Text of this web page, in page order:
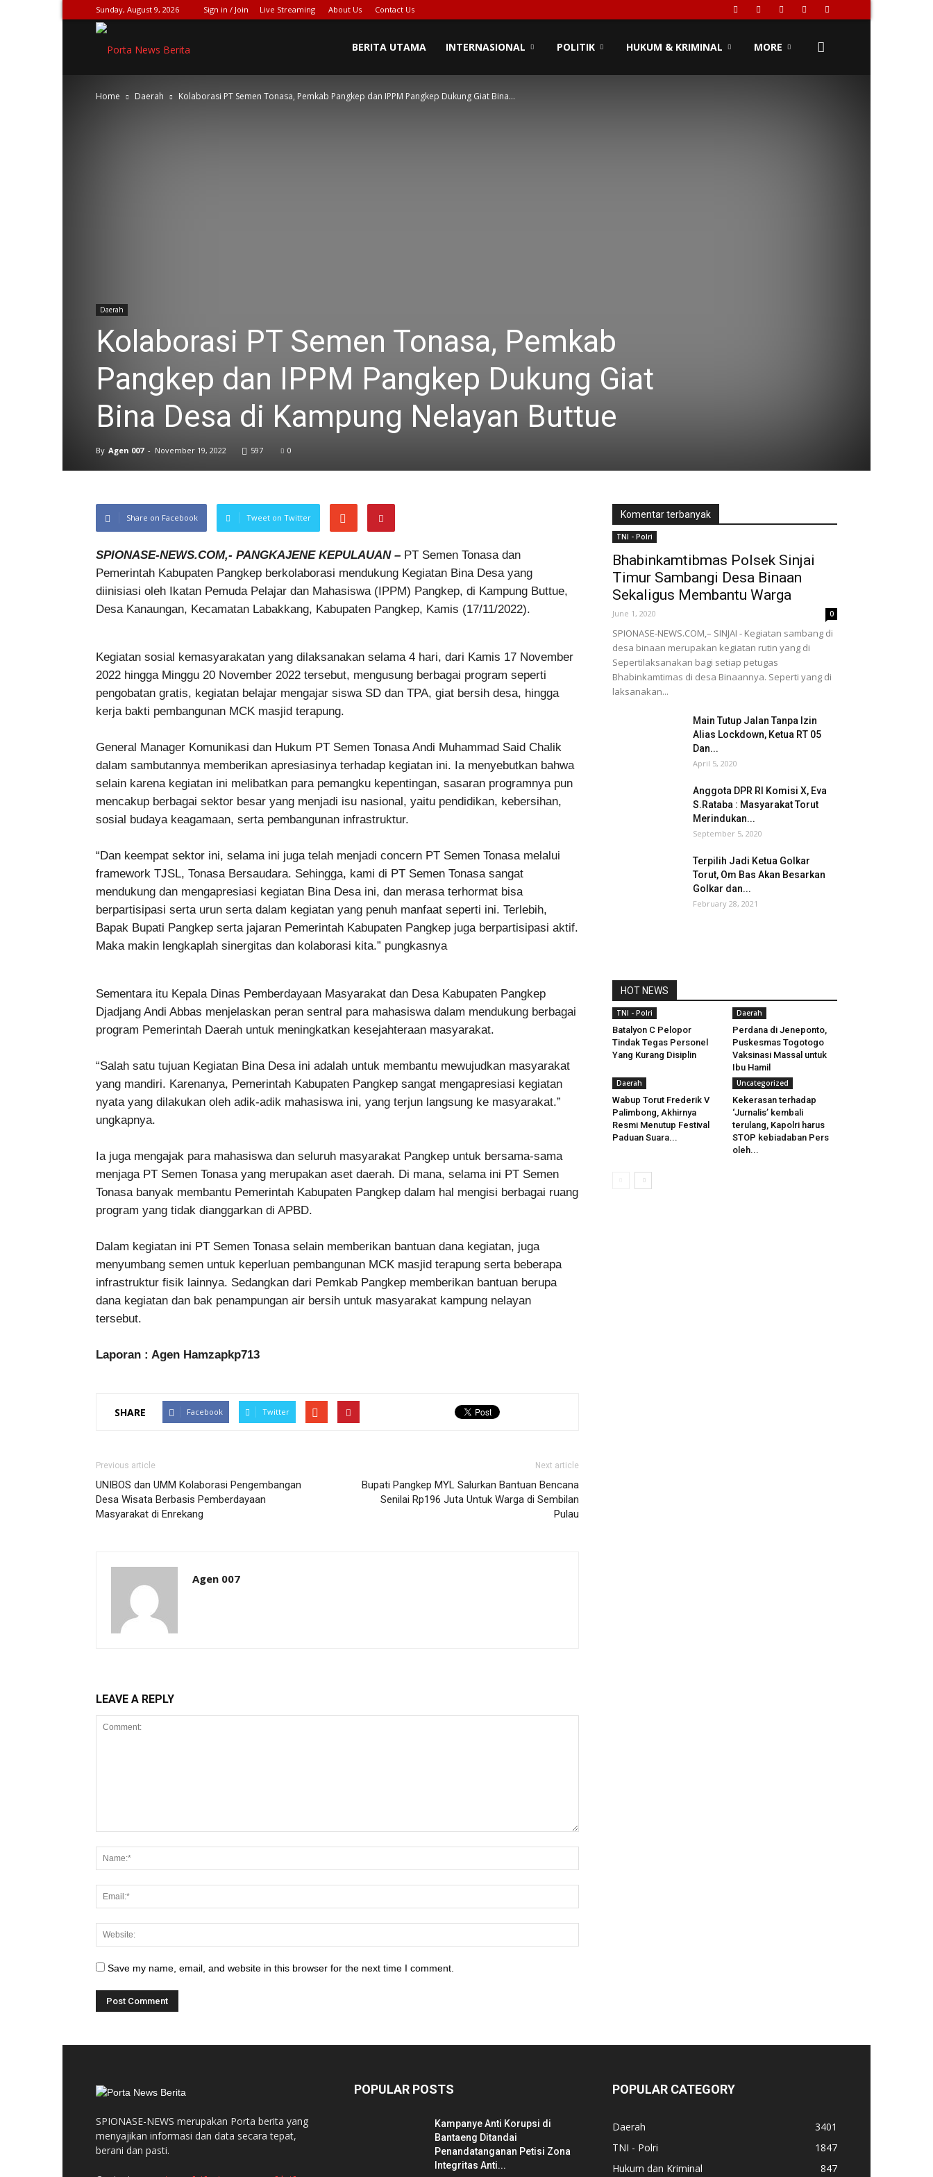
Sunday, August 9, 2026 Sign in / Join Live Streaming About Us Contact Us
NEWS[DOT]COM
BERITA UTAMA INTERNASIONAL POLITIK HUKUM & KRIMINAL MORE
Home Daerah Kolaborasi PT Semen Tonasa, Pemkab Pangkep dan IPPM Pangkep Dukung Giat Bina...
Daerah
Kolaborasi PT Semen Tonasa, Pemkab
Pangkep dan IPPM Pangkep Dukung Giat
Bina Desa di Kampung Nelayan Buttue
By Agen 007 - November 19, 2022 597 0
Share on Facebook Tweet on Twitter
SPIONASE-NEWS.COM,- PANGKAJENE KEPULAUAN – PT Semen Tonasa dan
Pemerintah Kabupaten Pangkep berkolaborasi mendukung Kegiatan Bina Desa yang
diinisiasi oleh Ikatan Pemuda Pelajar dan Mahasiswa (IPPM) Pangkep, di Kampung Buttue,
Desa Kanaungan, Kecamatan Labakkang, Kabupaten Pangkep, Kamis (17/11/2022).
Kegiatan sosial kemasyarakatan yang dilaksanakan selama 4 hari, dari Kamis 17 November
2022 hingga Minggu 20 November 2022 tersebut, mengusung berbagai program seperti
pengobatan gratis, kegiatan belajar mengajar siswa SD dan TPA, giat bersih desa, hingga
kerja bakti pembangunan MCK masjid terapung.
General Manager Komunikasi dan Hukum PT Semen Tonasa Andi Muhammad Said Chalik
dalam sambutannya memberikan apresiasinya terhadap kegiatan ini. Ia menyebutkan bahwa
selain karena kegiatan ini melibatkan para pemangku kepentingan, sasaran programnya pun
mencakup berbagai sektor besar yang menjadi isu nasional, yaitu pendidikan, kebersihan,
sosial budaya keagamaan, serta pembangunan infrastruktur.
“Dan keempat sektor ini, selama ini juga telah menjadi concern PT Semen Tonasa melalui
framework TJSL, Tonasa Bersaudara. Sehingga, kami di PT Semen Tonasa sangat
mendukung dan mengapresiasi kegiatan Bina Desa ini, dan merasa terhormat bisa
berpartisipasi serta urun serta dalam kegiatan yang penuh manfaat seperti ini. Terlebih,
Bapak Bupati Pangkep serta jajaran Pemerintah Kabupaten Pangkep juga berpartisipasi aktif.
Maka makin lengkaplah sinergitas dan kolaborasi kita.” pungkasnya
Sementara itu Kepala Dinas Pemberdayaan Masyarakat dan Desa Kabupaten Pangkep
Djadjang Andi Abbas menjelaskan peran sentral para mahasiswa dalam mendukung berbagai
program Pemerintah Daerah untuk meningkatkan kesejahteraan masyarakat.
“Salah satu tujuan Kegiatan Bina Desa ini adalah untuk membantu mewujudkan masyarakat
yang mandiri. Karenanya, Pemerintah Kabupaten Pangkep sangat mengapresiasi kegiatan
nyata yang dilakukan oleh adik-adik mahasiswa ini, yang terjun langsung ke masyarakat.”
ungkapnya.
Ia juga mengajak para mahasiswa dan seluruh masyarakat Pangkep untuk bersama-sama
menjaga PT Semen Tonasa yang merupakan aset daerah. Di mana, selama ini PT Semen
Tonasa banyak membantu Pemerintah Kabupaten Pangkep dalam hal mengisi berbagai ruang
program yang tidak dianggarkan di APBD.
Dalam kegiatan ini PT Semen Tonasa selain memberikan bantuan dana kegiatan, juga
menyumbang semen untuk keperluan pembangunan MCK masjid terapung serta beberapa
infrastruktur fisik lainnya. Sedangkan dari Pemkab Pangkep memberikan bantuan berupa
dana kegiatan dan bak penampungan air bersih untuk masyarakat kampung nelayan
tersebut.
Laporan : Agen Hamzapkp713
SHARE Facebook Twitter
Previous article
UNIBOS dan UMM Kolaborasi Pengembangan
Desa Wisata Berbasis Pemberdayaan
Masyarakat di Enrekang
Next article
Bupati Pangkep MYL Salurkan Bantuan Bencana
Senilai Rp196 Juta Untuk Warga di Sembilan
Pulau
Agen 007
LEAVE A REPLY
Save my name, email, and website in this browser for the next time I comment.
Komentar terbanyak
TNI - Polri
Bhabinkamtibmas Polsek Sinjai
Timur Sambangi Desa Binaan
Sekaligus Membantu Warga
June 1, 2020 0
SPIONASE-NEWS.COM,– SINJAI - Kegiatan sambang di
desa binaan merupakan kegiatan rutin yang di
Sepertilaksanakan bagi setiap petugas
Bhabinkamtimas di desa Binaannya. Seperti yang di
laksanakan...
Main Tutup Jalan Tanpa Izin
Alias Lockdown, Ketua RT 05
Dan...
April 5, 2020
Anggota DPR RI Komisi X, Eva
S.Rataba : Masyarakat Torut
Merindukan...
September 5, 2020
Terpilih Jadi Ketua Golkar
Torut, Om Bas Akan Besarkan
Golkar dan...
February 28, 2021
HOT NEWS
TNI - Polri
Batalyon C Pelopor
Tindak Tegas Personel
Yang Kurang Disiplin
Daerah
Perdana di Jeneponto,
Puskesmas Togotogo
Vaksinasi Massal untuk
Ibu Hamil
Daerah
Wabup Torut Frederik V
Palimbong, Akhirnya
Resmi Menutup Festival
Paduan Suara...
Uncategorized
Kekerasan terhadap
‘Jurnalis’ kembali
terulang, Kapolri harus
STOP kebiadaban Pers
oleh...
SPIONASE-NEWS merupakan Porta berita yang
menyajikan informasi dan data secara tepat,
berani dan pasti.
POPULAR POSTS
Kampanye Anti Korupsi di
Bantaeng Ditandai
Penandatanganan Petisi Zona
Integritas Anti...
POPULAR CATEGORY
Daerah
3401
TNI - Polri
1847
Hukum dan Kriminal
847